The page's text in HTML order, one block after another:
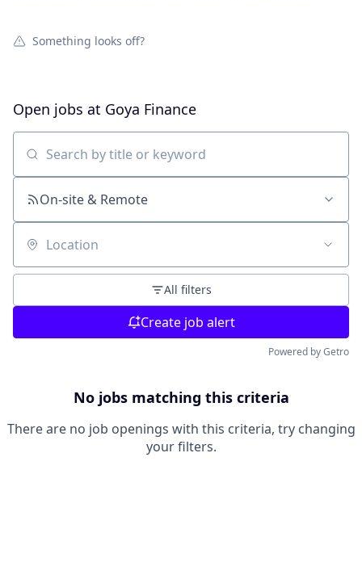
Something looks off?
Open jobs at Goya Finance
Search by title or keyword
On-site & Remote
Location
All filters
Create job alert
Powered by Getro
No jobs matching this criteria
There are no job openings with this criteria, try changing
your filters.